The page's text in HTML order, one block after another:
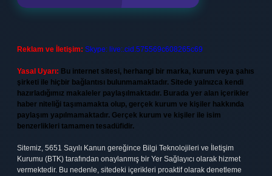
Reklam ve İletişim: Skype: live:.cid.575569c608265c69
Yasal Uyarı: Bu internet sitesi, herhangi bir marka, kurum veya şahıs
şirketi ile hiçbir bağlantısı bulunmamaktadır. Sitede yalnızca kendi
hazırladığımız makaleler paylaşılmaktadır. Burada yer alan içerikler
haber niteliği taşımamakta olup, gerçek kurum ve kişiler hakkında
paylaşım yapılmamaktadır. Gerçek kurum ve kişiler ile isim
benzerlikleri tamamen tesadüfidir.
Sitemiz, 5651 Sayılı Kanun gereğince Bilgi Teknolojileri ve İletişim
Kurumu (BTK) tarafından onaylanmış bir Yer Sağlayıcı olarak hizmet
vermektedir. Bu nedenle, sitedeki içerikleri proaktif olarak denetleme